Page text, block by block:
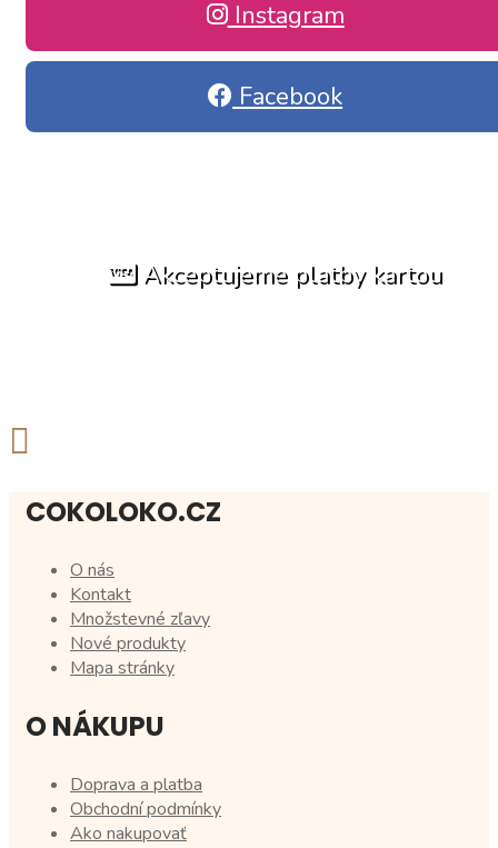
Instagram
Facebook
Akceptujeme platby kartou
COKOLOKO.CZ
O nás
Kontakt
Množstevné zľavy
Nové produkty
Mapa stránky
O NÁKUPU
Doprava a platba
Obchodní podmínky
Ako nakupovať